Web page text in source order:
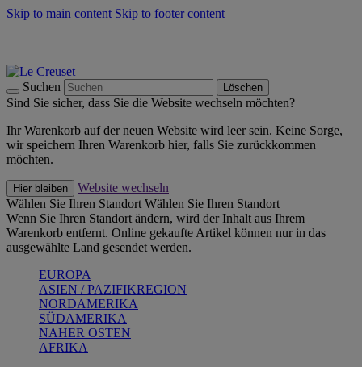
Skip to main content Skip to footer content
Suchen Löschen
Sind Sie sicher, dass Sie die Website wechseln möchten?
Ihr Warenkorb auf der neuen Website wird leer sein. Keine Sorge,
wir speichern Ihren Warenkorb hier, falls Sie zurückkommen
möchten.
Hier bleiben
Website wechseln
Wählen Sie Ihren Standort Wählen Sie Ihren Standort
Wenn Sie Ihren Standort ändern, wird der Inhalt aus Ihrem
Warenkorb entfernt. Online gekaufte Artikel können nur in das
ausgewählte Land gesendet werden.
EUROPA
ASIEN / PAZIFIKREGION
NORDAMERIKA
SÜDAMERIKA
NAHER OSTEN
AFRIKA